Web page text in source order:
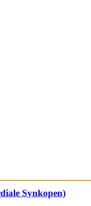
Synkopen)